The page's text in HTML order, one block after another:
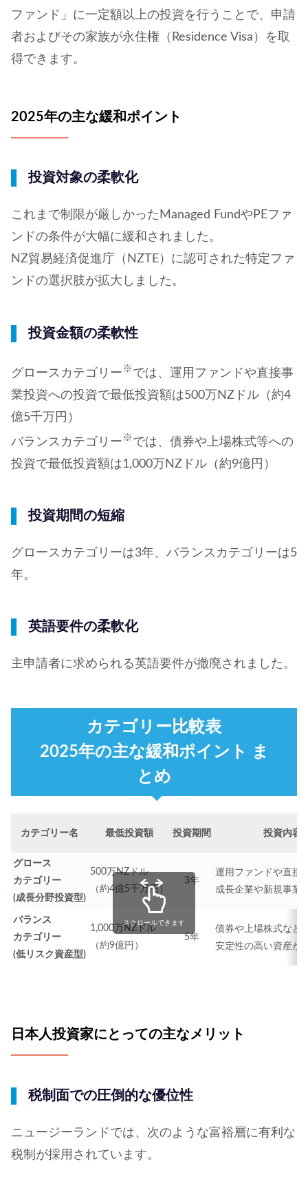
ファンド」に一定額以上の投資を行うことで、申請
者およびその家族が永住権（Residence Visa）を取
得できます。
2025年の主な緩和ポイント
投資対象の柔軟化
これまで制限が厳しかったManaged FundやPEファ
ンドの条件が大幅に緩和されました。
NZ貿易経済促進庁（NZTE）に認可された特定ファ
ンドの選択肢が拡大しました。
投資金額の柔軟性
グロースカテゴリー ※ では、運用ファンドや直接事
業投資への投資で最低投資額は500万NZドル（約4
億5千万円）
バランスカテゴリー ※ では、債券や上場株式等への
投資で最低投資額は1,000万NZドル（約9億円）
投資期間の短縮
グロースカテゴリーは3年、バランスカテゴリーは5
年。
英語要件の柔軟化
主申請者に求められる英語要件が撤廃されました。
カテゴリー比較表
2025年の主な緩和ポイント ま
とめ
カテゴリー名 最低投資額 投資期間 投資内容
グロース
カテゴリー
(成長分野投資型)
500万NZドル
（約4億5千万円）
3年
運用ファンドや直接
成長企業や新規事業
バランス
カテゴリー
(低リスク資産型)
1,000万NZドル
（約9億円）
5年
債券や上場株式など
安定性の高い資産
スクロールできます
日本人投資家にとっての主なメリット
税制面での圧倒的な優位性
ニュージーランドでは、次のような富裕層に有利な
税制が採用されています。